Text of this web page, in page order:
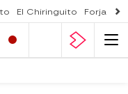
El Chiringuito Forjado